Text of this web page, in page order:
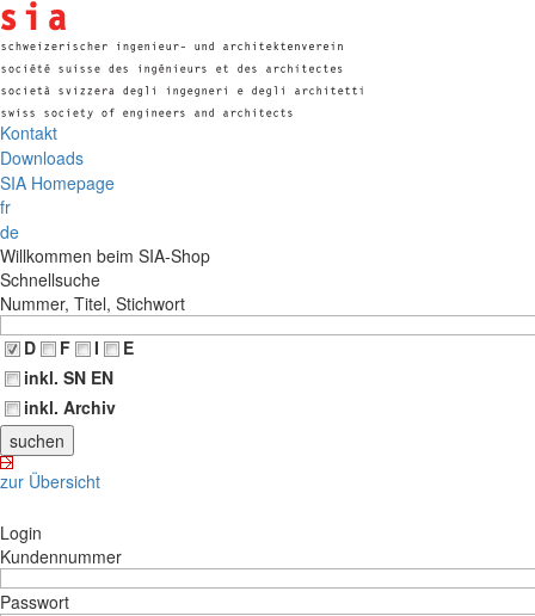
Kontakt
Downloads
SIA Homepage
fr
de
Willkommen beim SIA-Shop
Schnellsuche
Nummer, Titel, Stichwort
D
F I
E
inkl. SN EN
inkl. Archiv
zur Übersicht
Login
Kundennummer
Passwort